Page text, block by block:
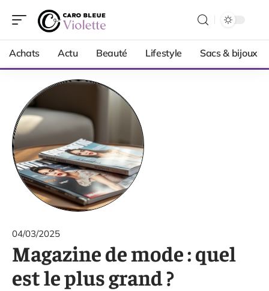
Achats Actu Beauté Lifestyle Sacs & bijoux
04/03/2025
Magazine de mode : quel
est le plus grand ?